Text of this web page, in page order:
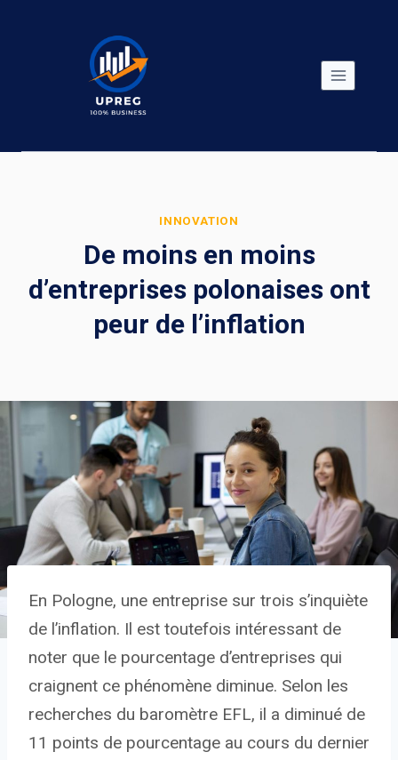
INNOVATION
De moins en moins
d’entreprises polonaises ont
peur de l’inflation
En Pologne, une entreprise sur trois s’inquiète
de l’inflation. Il est toutefois intéressant de
noter que le pourcentage d’entreprises qui
craignent ce phénomène diminue. Selon les
recherches du baromètre EFL, il a diminué de
11 points de pourcentage au cours du dernier